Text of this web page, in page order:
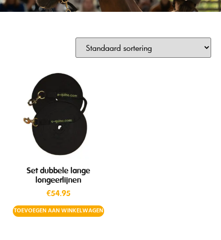
Set dubbele lange
longeerlijnen
€54.95
TOEVOEGEN AAN WINKELWAGEN